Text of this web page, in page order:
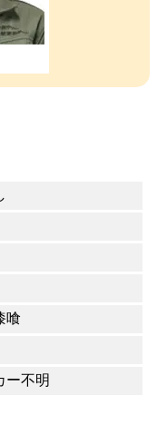
喰
ー不明